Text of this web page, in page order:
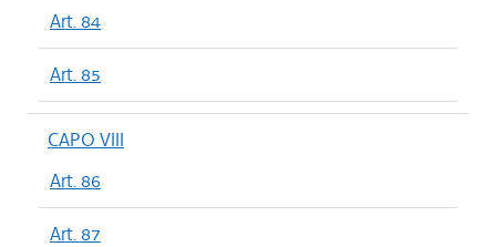
Art. 84
Art. 85
CAPO VIII
Art. 86
Art. 87